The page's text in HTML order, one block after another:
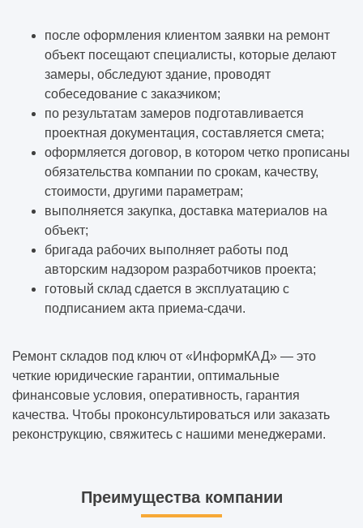
после оформления клиентом заявки на ремонт
объект посещают специалисты, которые делают
замеры, обследуют здание, проводят
собеседование с заказчиком;
по результатам замеров подготавливается
проектная документация, составляется смета;
оформляется договор, в котором четко прописаны
обязательства компании по срокам, качеству,
стоимости, другими параметрам;
выполняется закупка, доставка материалов на
объект;
бригада рабочих выполняет работы под
авторским надзором разработчиков проекта;
готовый склад сдается в эксплуатацию с
подписанием акта приема-сдачи.
Ремонт складов под ключ от «ИнформКАД» — это
четкие юридические гарантии, оптимальные
финансовые условия, оперативность, гарантия
качества. Чтобы проконсультироваться или заказать
реконструкцию, свяжитесь с нашими менеджерами.
Преимущества компании